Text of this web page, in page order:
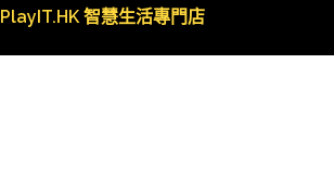
PlayIT.HK 智慧生活專門店